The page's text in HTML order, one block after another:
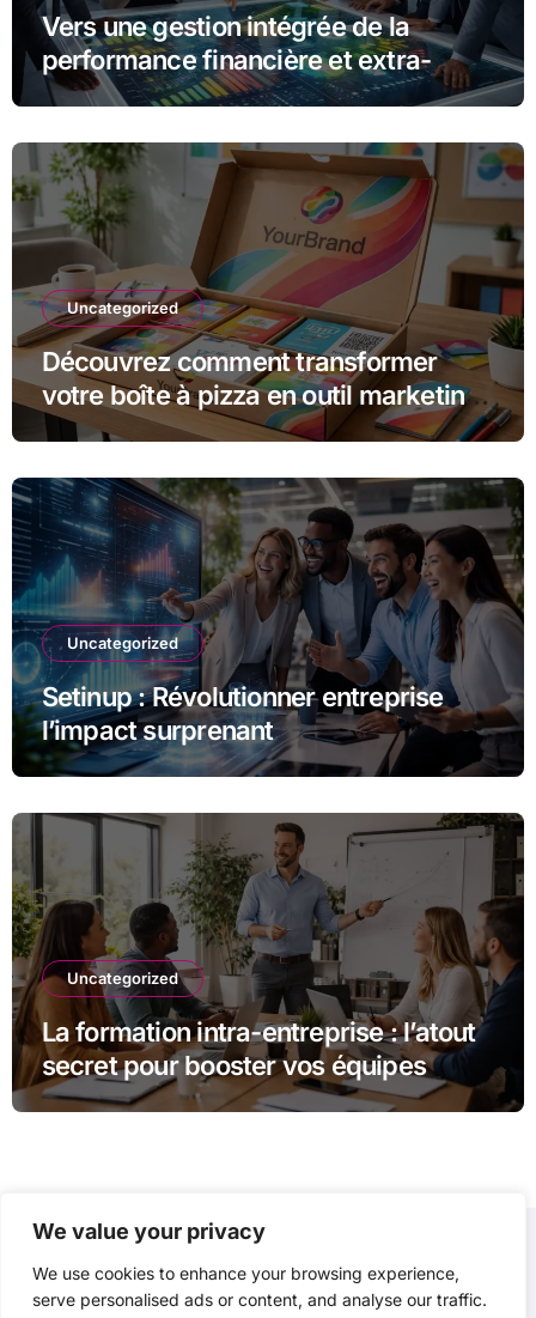
We value your privacy
We use cookies to enhance your browsing experience,
serve personalised ads or content, and analyse our traffic.
Vers une gestion intégrée de la
performance financière et extra-
financière avec Opteva
Uncategorized
Découvrez comment transformer
votre boîte à pizza en outil marketing
unique
Uncategorized
Setinup : Révolutionner entreprise
l’impact surprenant
Uncategorized
La formation intra-entreprise : l’atout
secret pour booster vos équipes
P3D